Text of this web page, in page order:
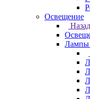
Освещение
Назад
Лампы